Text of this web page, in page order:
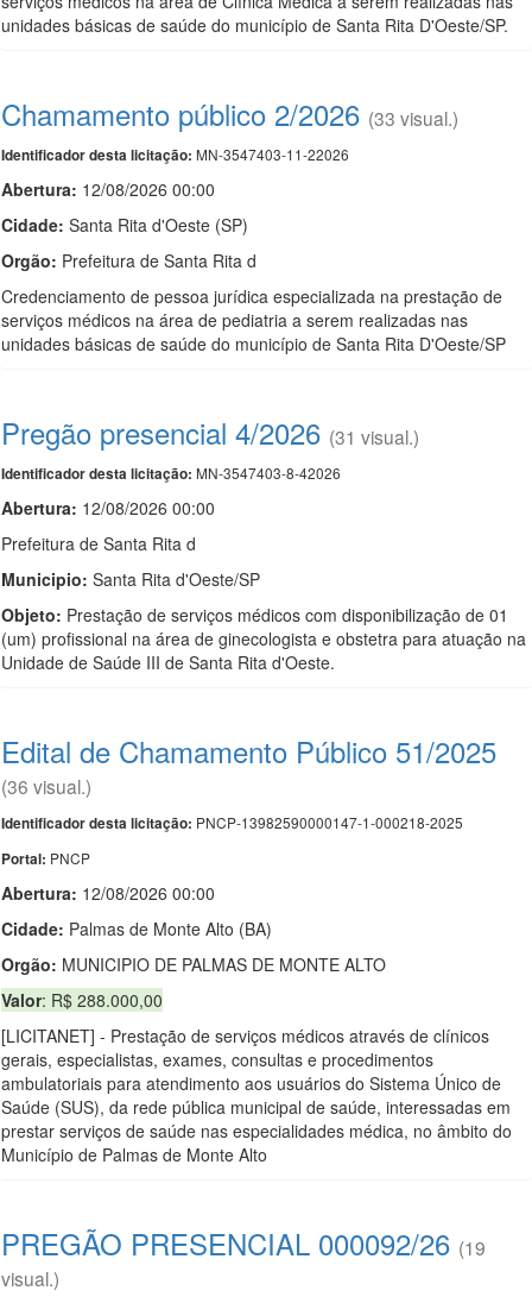
unidades básicas de saúde do município de Santa Rita D'Oeste/SP.
Chamamento público 2/2026 (33 visual.)
Identificador desta licitação: MN-3547403-11-22026
Abertura: 12/08/2026 00:00
Cidade: Santa Rita d'Oeste (SP)
Orgão: Prefeitura de Santa Rita d
Credenciamento de pessoa jurídica especializada na prestação de
serviços médicos na área de pediatria a serem realizadas nas
unidades básicas de saúde do município de Santa Rita D'Oeste/SP
Pregão presencial 4/2026 (31 visual.)
Identificador desta licitação: MN-3547403-8-42026
Abertura: 12/08/2026 00:00
Prefeitura de Santa Rita d
Municipio: Santa Rita d'Oeste/SP
Objeto: Prestação de serviços médicos com disponibilização de 01
(um) profissional na área de ginecologista e obstetra para atuação na
Unidade de Saúde III de Santa Rita d'Oeste.
Edital de Chamamento Público 51/2025
(36 visual.)
Identificador desta licitação: PNCP-13982590000147-1-000218-2025
Portal: PNCP
Abertura: 12/08/2026 00:00
Cidade: Palmas de Monte Alto (BA)
Orgão: MUNICIPIO DE PALMAS DE MONTE ALTO
Valor: R$ 288.000,00
[LICITANET] - Prestação de serviços médicos através de clínicos
gerais, especialistas, exames, consultas e procedimentos
ambulatoriais para atendimento aos usuários do Sistema Único de
Saúde (SUS), da rede pública municipal de saúde, interessadas em
prestar serviços de saúde nas especialidades médica, no âmbito do
Município de Palmas de Monte Alto
PREGÃO PRESENCIAL 000092/26 (19
visual.)